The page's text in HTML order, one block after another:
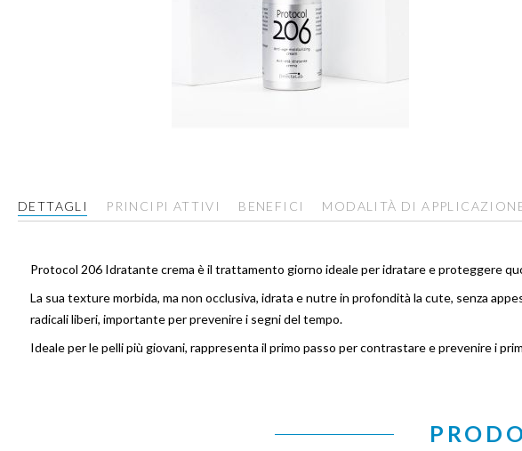
di
DETTAGLI
Protocol 206 Idratante crema è il trattamento giorno ideale per idratare e proteggere
La sua texture morbida, ma non occlusiva, idrata e nutre in profondità la cute, senza
radicali liberi, importante per prevenire i segni del tempo.
Ideale per le pelli più giovani, rappresenta il primo passo per contrastare e prevenire i
PRINCIPI ATTIVI BENEFICI MODALITÀ DI